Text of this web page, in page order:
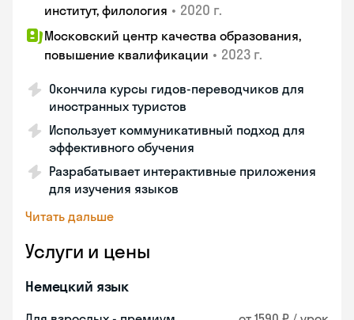
институт, филология • 2020 г.
Московский центр качества образования,
повышение квалификации • 2023 г.
Окончила курсы гидов-переводчиков для
иностранных туристов
Использует коммуникативный подход для
эффективного обучения
Разрабатывает интерактивные приложения
для изучения языков
Читать дальше
Услуги и цены
Немецкий язык